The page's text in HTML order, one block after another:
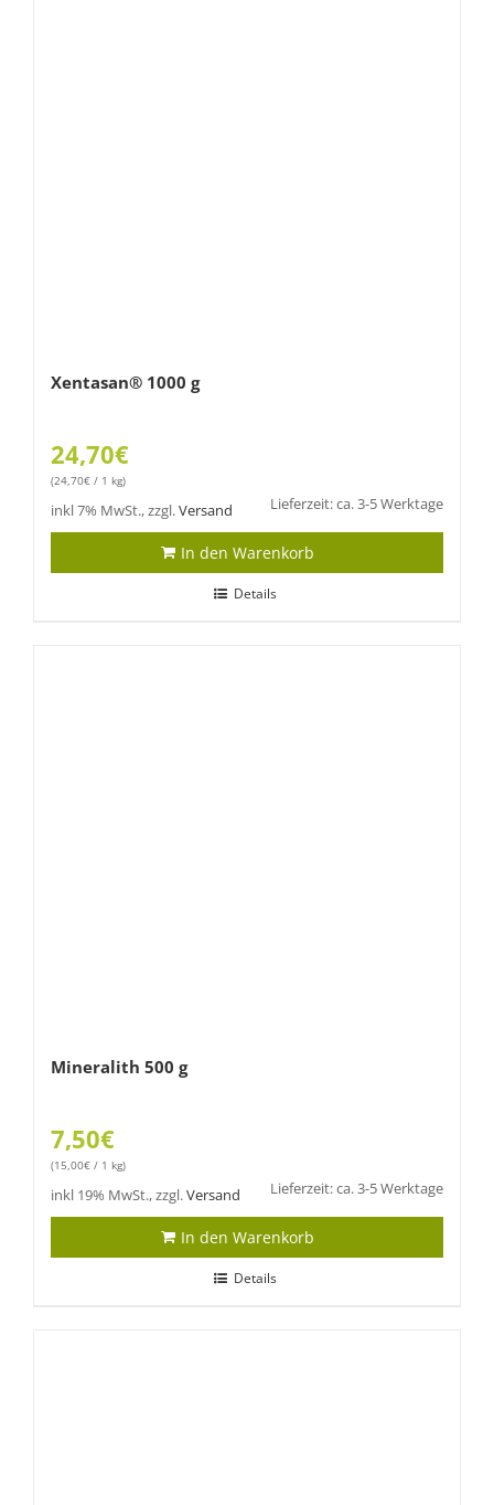
Xentasan® 1000 g
24,70€
(24,70€ / 1 kg)
inkl 7% MwSt., zzgl.Versand Lieferzeit: ca. 3-5 Werktage
In den Warenkorb
Details
Mineralith 500 g
7,50€
(15,00€ / 1 kg)
inkl 19% MwSt., zzgl.Versand Lieferzeit: ca. 3-5 Werktage
In den Warenkorb
Details